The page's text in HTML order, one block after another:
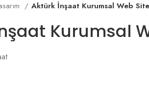
Aktürk İnşaat Kurumsal Web
Kurumsal